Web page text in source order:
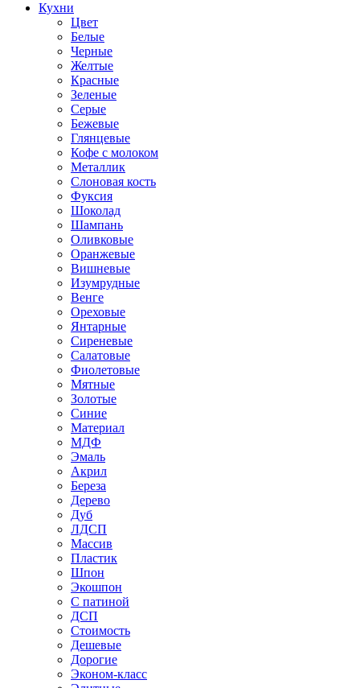
Кухни
Цвет
Белые
Черные
Желтые
Красные
Зеленые
Серые
Бежевые
Глянцевые
Кофе с молоком
Металлик
Слоновая кость
Фуксия
Шоколад
Шампань
Оливковые
Оранжевые
Вишневые
Изумрудные
Венге
Ореховые
Янтарные
Сиреневые
Салатовые
Фиолетовые
Мятные
Золотые
Синие
Материал
МДФ
Эмаль
Акрил
Береза
Дерево
Дуб
ЛДСП
Массив
Пластик
Шпон
Экошпон
С патиной
ДСП
Стоимость
Дешевые
Дорогие
Эконом-класс